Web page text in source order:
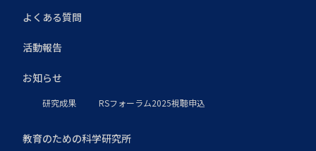
よくある質問
活動報告
お知らせ
研究成果 RSフォーラム2025視聴申込
教育のための科学研究所